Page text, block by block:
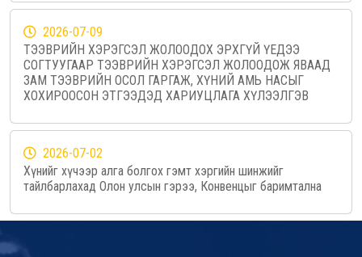
2026-07-09
ТЭЭВРИЙН ХЭРЭГСЭЛ ЖОЛООДОХ ЭРХГҮЙ ҮЕДЭЭ
СОГТУУГААР ТЭЭВРИЙН ХЭРЭГСЭЛ ЖОЛООДОЖ ЯВААД
ЗАМ ТЭЭВРИЙН ОСОЛ ГАРГАЖ, ХҮНИЙ АМЬ НАСЫГ
ХОХИРООСОН ЭТГЭЭДЭД ХАРИУЦЛАГА ХҮЛЭЭЛГЭВ
2026-07-02
Хүнийг хүчээр алга болгох гэмт хэргийн шинжийг
тайлбарлахад Олон улсын гэрээ, Конвенцыг баримтална